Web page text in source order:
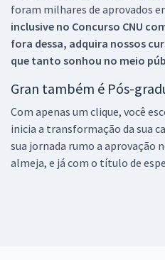
foram milhares de aprovados
inclusive no Concurso CNU
fora dessa, adquira nossos
que tanto sonhou no meio
Gran também é Pós-
Com apenas um clique, você
inicia a transformação da sua
sua jornada rumo a aprovação
almeja, e já com o título de